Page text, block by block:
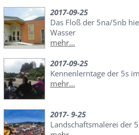
2017-09-25
Das Floß der 5na/5nb
Wasser
mehr...
2017-09-25
Kennenlerntage der 5s
mehr...
2017- 9-25
Landschaftsmalerei der